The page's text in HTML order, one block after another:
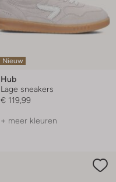
Nieuw
Hub
Lage sneakers
€ 119,99
+ meer kleuren